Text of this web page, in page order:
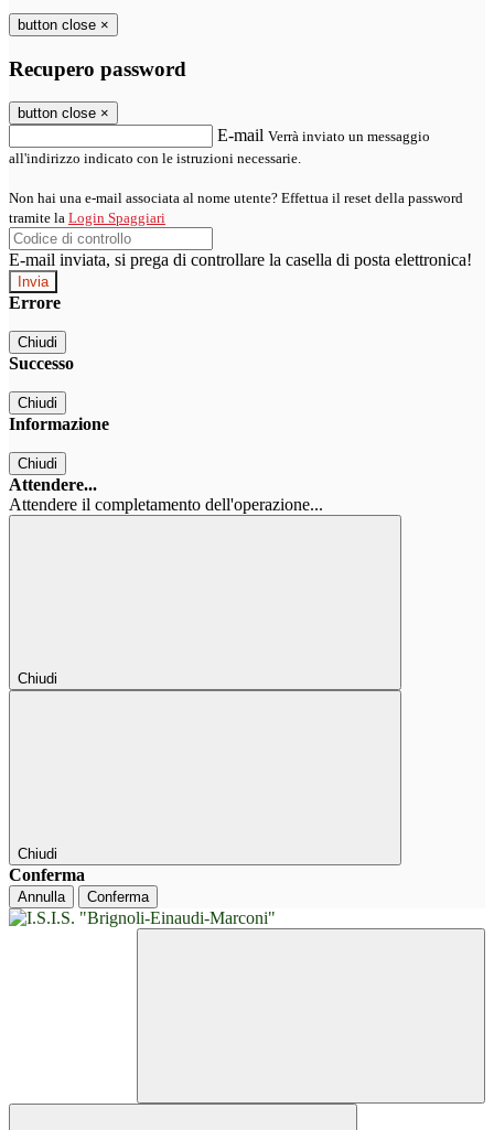
button close ×
Recupero password
button close ×
E-mail Verrà inviato un messaggio
all'indirizzo indicato con le istruzioni necessarie.
Non hai una e-mail associata al nome utente? Effettua il reset della password
tramite la Login Spaggiari
E-mail inviata, si prega di controllare la casella di posta elettronica!
Errore
Chiudi
Successo
Chiudi
Informazione
Chiudi
Attendere...
Attendere il completamento dell'operazione...
Chiudi
Chiudi
Conferma
Annulla Conferma